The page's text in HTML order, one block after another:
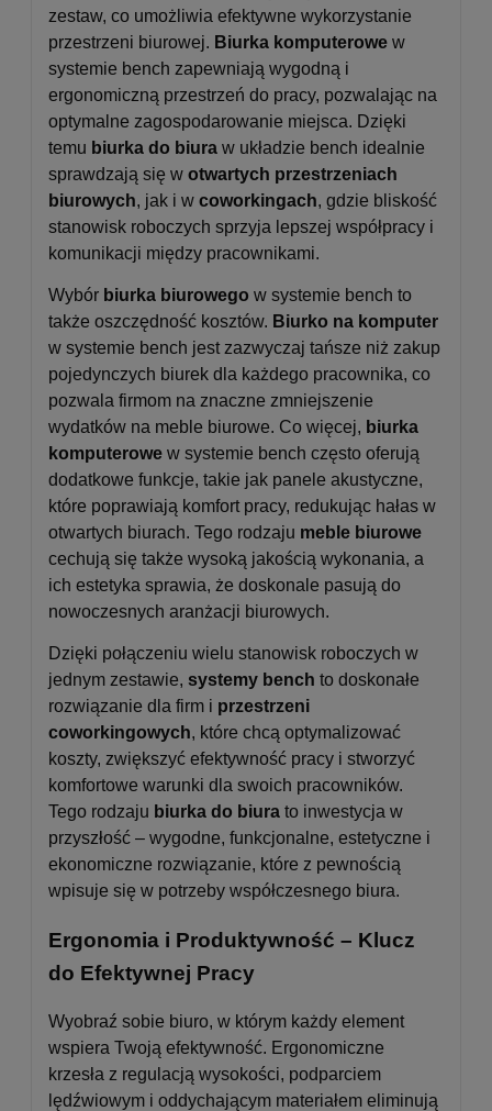
zestaw, co umożliwia efektywne wykorzystanie
przestrzeni biurowej. Biurka komputerowe w
systemie bench zapewniają wygodną i
ergonomiczną przestrzeń do pracy, pozwalając na
optymalne zagospodarowanie miejsca. Dzięki
temu biurka do biura w układzie bench idealnie
sprawdzają się w otwartych przestrzeniach
biurowych, jak i w coworkingach, gdzie bliskość
stanowisk roboczych sprzyja lepszej współpracy i
komunikacji między pracownikami.
Wybór biurka biurowego w systemie bench to
także oszczędność kosztów. Biurko na komputer
w systemie bench jest zazwyczaj tańsze niż zakup
pojedynczych biurek dla każdego pracownika, co
pozwala firmom na znaczne zmniejszenie
wydatków na meble biurowe. Co więcej, biurka
komputerowe w systemie bench często oferują
dodatkowe funkcje, takie jak panele akustyczne,
które poprawiają komfort pracy, redukując hałas w
otwartych biurach. Tego rodzaju meble biurowe
cechują się także wysoką jakością wykonania, a
ich estetyka sprawia, że doskonale pasują do
nowoczesnych aranżacji biurowych.
Dzięki połączeniu wielu stanowisk roboczych w
jednym zestawie, systemy bench to doskonałe
rozwiązanie dla firm i przestrzeni
coworkingowych, które chcą optymalizować
koszty, zwiększyć efektywność pracy i stworzyć
komfortowe warunki dla swoich pracowników.
Tego rodzaju biurka do biura to inwestycja w
przyszłość – wygodne, funkcjonalne, estetyczne i
ekonomiczne rozwiązanie, które z pewnością
wpisuje się w potrzeby współczesnego biura.
Ergonomia i Produktywność – Klucz
do Efektywnej Pracy
Wyobraź sobie biuro, w którym każdy element
wspiera Twoją efektywność. Ergonomiczne
krzesła z regulacją wysokości, podparciem
lędźwiowym i oddychającym materiałem eliminują